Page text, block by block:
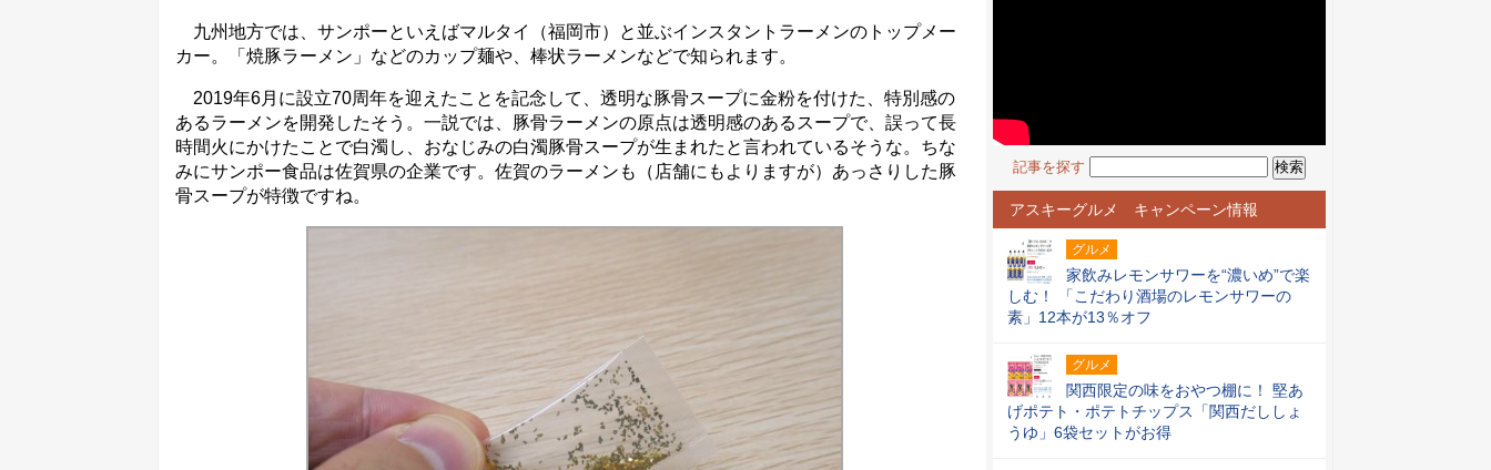
九州地方では、サンポーといえばマルタイ（福岡市）と並ぶインスタントラーメンのトップメー
カー。「焼豚ラーメン」などのカップ麺や、棒状ラーメンなどで知られます。
2019年6月に設立70周年を迎えたことを記念して、透明な豚骨スープに金粉を付けた、特別感の
あるラーメンを開発したそう。一説では、豚骨ラーメンの原点は透明感のあるスープで、誤って長
時間火にかけたことで白濁し、おなじみの白濁豚骨スープが生まれたと言われているそうな。ちな
みにサンポー食品は佐賀県の企業です。佐賀のラーメンも（店舗にもよりますが）あっさりした豚
骨スープが特徴ですね。
記事を探す
アスキーグルメ キャンペーン情報
グルメ
家飲みレモンサワーを“濃いめ”で楽
しむ！ 「こだわり酒場のレモンサワーの
素」12本が13％オフ
グルメ
関西限定の味をおやつ棚に！ 堅あ
げポテト・ポテトチップス「関西だししょ
うゆ」6袋セットがお得